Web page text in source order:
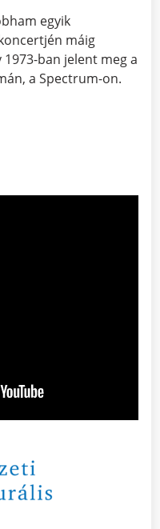
egyik
máig
ban jelent meg a
a Spectrum-on.